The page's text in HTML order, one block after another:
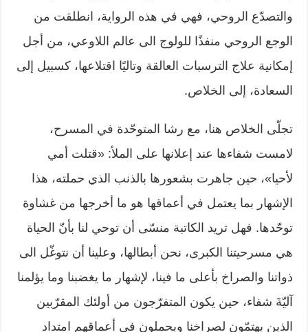
والتصدّع الروحي، فهي في هذه الرواية، انطلقت من
الوجع الروحي منفذًا للولوج الى عالم اللاوعي، من أجل
إمكانية علاج الترسبات العالقة وتاليًا اقتلاعها، كسبيل إلى
السعادة، إلى الخلاص.
تجلّى الخلاص هنا، مع رشا المتوحّدة في المسرح،
لامست شفاءها عند إعلانها على الملأ: «قتلت أمي
لأحيا»، حين جاهرت بشعورها بالذنب الذي حملته، هذا
الإشهار بما يعتمل في أعماقها هو ما أخرجها من غشاوة
توحّدها. فهل تريد الكاتبة منسّى أن توحي لنا بأنّ الحياة
هي مسرحيتنا الكبرى، نحن أبطالها، وعلينا أن نتوغّل الى
ذواتنا والصراخ بأعلى ما فينا، لإشهار ما يغضبنا وما يؤلمنا
آليّةَ شفاء، حين يكون المتفرّجون من أولئك المقرّبين
الذين يهتمّون لصراخنا ويحملون في أعماقهم امتداد